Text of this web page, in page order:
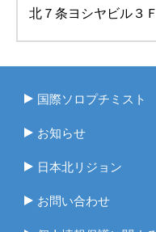
北７条ヨシヤビル３Ｆ
国際ソロプチミスト
お知らせ
日本北リジョン
お問い合わせ